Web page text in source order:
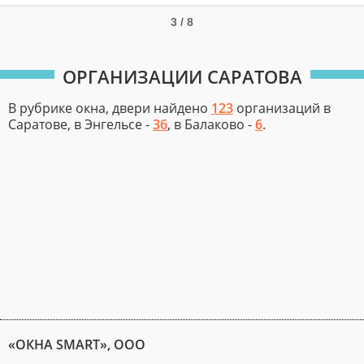
3 / 8
ОРГАНИЗАЦИИ САРАТОВА
В рубрике окна, двери найдено 123 организаций в
Саратове, в Энгельсе -36, в Балаково -6.
«ОКНА SMART», ООО